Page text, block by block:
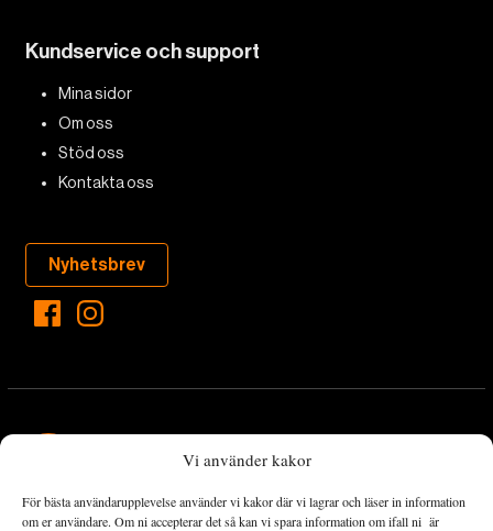
Vi använder kakor
För bästa användarupplevelse använder vi kakor där vi lagrar och läser in information
om er användare. Om ni accepterar det så kan vi spara information om ifall ni är
Kundservice och support
Mina sidor
Om oss
Stöd oss
Kontakta oss
Nyhetsbrev
Landets Fria Tidning är en nyhetstidning med bred bevakning av